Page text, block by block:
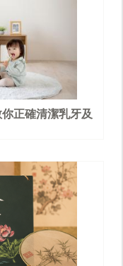
正確清潔乳牙及